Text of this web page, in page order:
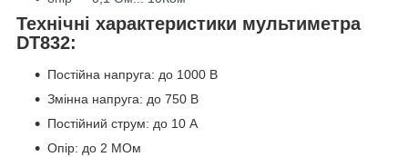
Технічні характеристики мультиметра
DT832:
Постійна напруга: до 1000 В
Змінна напруга: до 750 В
Постійний струм: до 10 А
Опір: до 2 МОм